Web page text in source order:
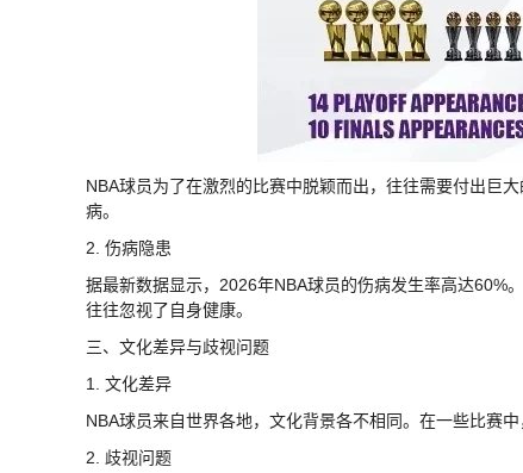
NBA球员为了在激烈的比赛中脱颖而出，往往需要付出巨
病。
2. 伤病隐患
据最新数据显示，2026年NBA球员的伤病发生率高达60%
往往忽视了自身健康。
三、文化差异与歧视问题
1. 文化差异
NBA球员来自世界各地，文化背景各不相同。在一些比赛
2. 歧视问题